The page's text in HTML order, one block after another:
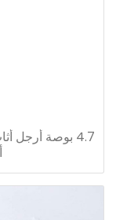
4.7 بوصة أرجل